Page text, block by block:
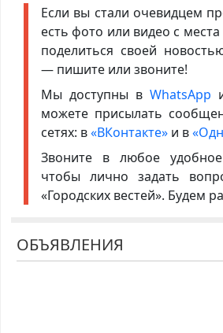
Если вы стали очевидцем
есть фото или видео с
поделиться своей
— пишите или звоните!
Мы доступны в WhatsApp
можете присылать
сетях: в«ВКонтакте»и в
Звоните в любое
чтобы лично задать
«Городских вестей». Будем
ОБЪЯВЛЕНИЯ